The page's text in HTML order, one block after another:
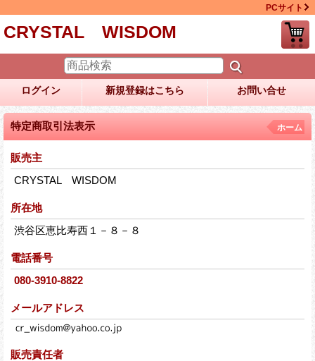
PCサイト
CRYSTAL WISDOM
ログイン 新規登録はこちら お問い合せ
特定商取引法表示 ホーム
販売主
CRYSTAL WISDOM
所在地
渋谷区恵比寿西１－８－８
電話番号
080-3910-8822
メールアドレス
販売責任者